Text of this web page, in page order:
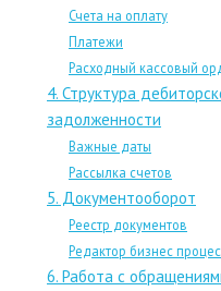
Счета на оплату
Платежи
Расходный кассовый
4. Структура
задолженности
Важные даты
Рассылка cчетов
5. Документооборот
Реестр документов
Редактор бизнес
6. Работа с